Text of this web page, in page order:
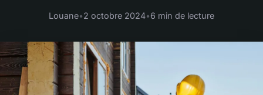
Louane•2 octobre 2024•6 min de lecture